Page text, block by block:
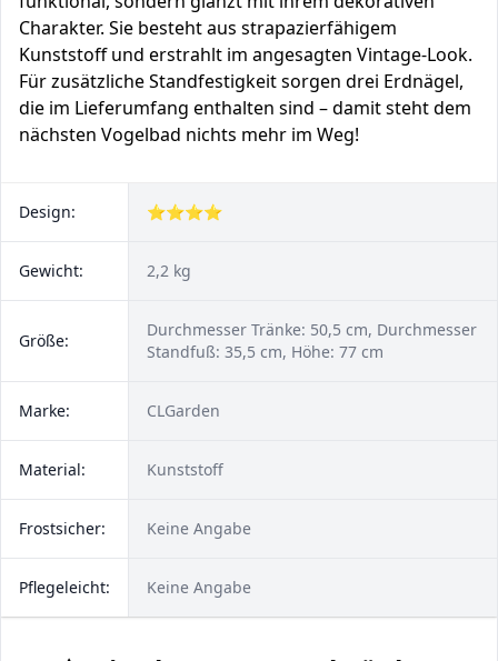
Charakter. Sie besteht aus strapazierfähigem
Kunststoff und erstrahlt im angesagten Vintage-Look.
Für zusätzliche Standfestigkeit sorgen drei Erdnägel,
die im Lieferumfang enthalten sind – damit steht dem
nächsten Vogelbad nichts mehr im Weg!
Design: ⭐⭐⭐⭐
Gewicht: 2,2 kg
Größe:
Durchmesser Tränke: 50,5 cm, Durchmesser
Standfuß: 35,5 cm, Höhe: 77 cm
Marke: CLGarden
Material: Kunststoff
Frostsicher: Keine Angabe
Pflegeleicht: Keine Angabe